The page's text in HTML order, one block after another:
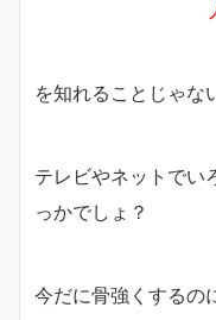
を知れることじゃな
テレビやネットでい
っかでしょ？
今だに骨強くするの